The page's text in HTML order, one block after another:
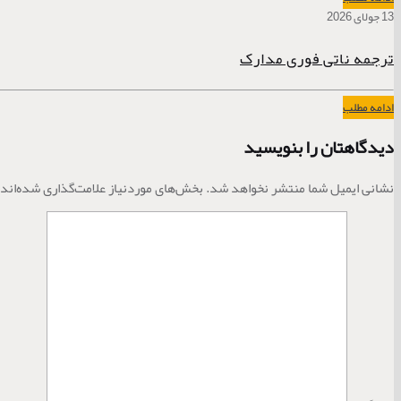
13 جولای 2026
ترجمه ناتی فوری مدارک
ادامه مطلب
دیدگاهتان را بنویسید
نشانی ایمیل شما منتشر نخواهد شد.بخش‌های موردنیاز علامت‌گذاری